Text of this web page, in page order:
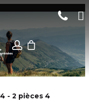
- 2 pièces 4